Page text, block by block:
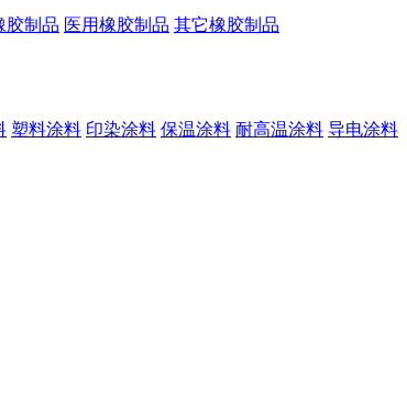
胶制品 医用橡胶制品 其它橡胶制品
塑料涂料 印染涂料 保温涂料 耐高温涂料 导电涂料